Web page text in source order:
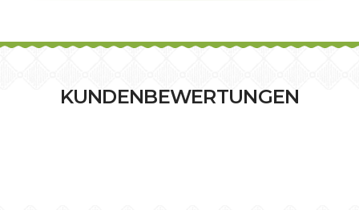
KUNDENBEWERTUNGEN